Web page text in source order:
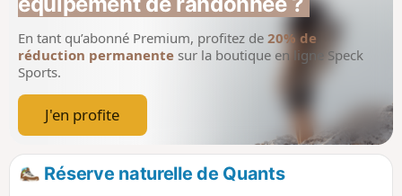
En tant qu’abonné Premium, profitez de 20% de
réduction permanente sur la boutique en ligne Speck
Sports.
J'en profite
Réserve naturelle de Quants